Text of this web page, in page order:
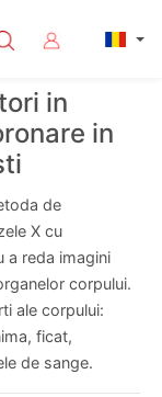
in
in
de
X cu
a reda imagini
corpului.
ale corpului:
ficat,
de sange.